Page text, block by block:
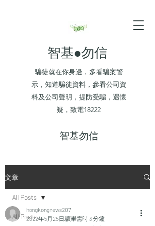
智基●勿信
騙徒就在你身邊，多看騙案警
示，知道騙徒資料，參看公司資
料及公司聲明，提防受騙，遇懷
疑，致電18222
​智基勿信
文章
All Posts
All Posts
hongkongnews207
2022年5月25日 讀畢需時 3 分鐘